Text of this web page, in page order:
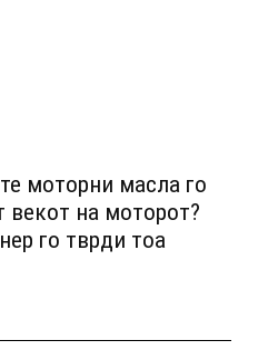
моторни масла го
векот на моторот?
го тврди тоа